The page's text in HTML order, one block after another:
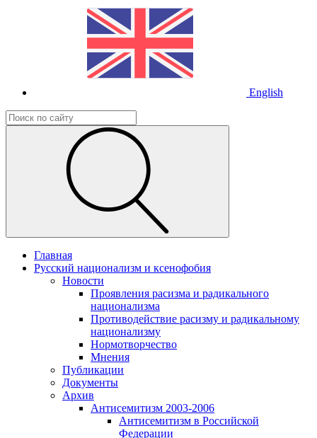
English
Главная
Русский национализм и ксенофобия
Новости
Проявления расизма и радикального
национализма
Противодействие расизму и радикальному
национализму
Нормотворчество
Мнения
Публикации
Документы
Архив
Антисемитизм 2003-2006
Антисемитизм в Российской
Федерации